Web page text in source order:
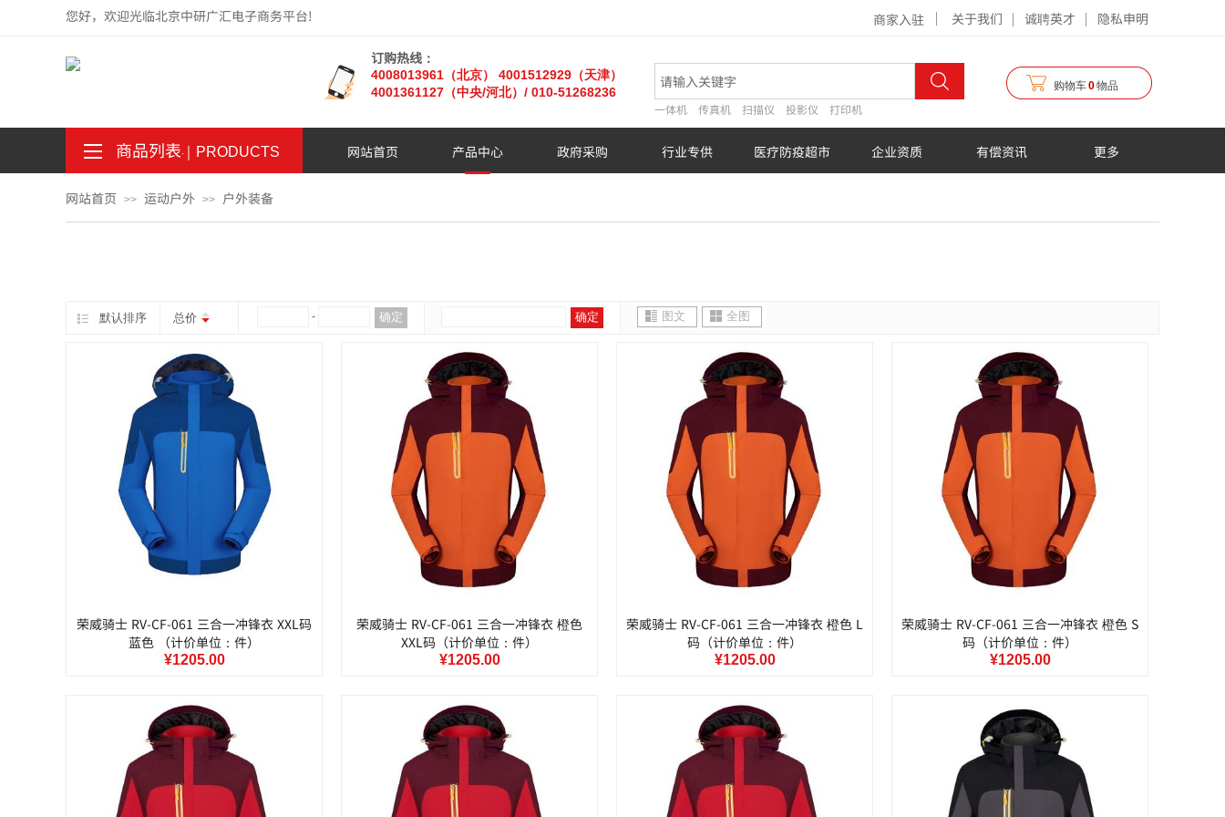
订购热线：
4008013961（北京） 4001512929（天津）
4001361127 （中央/河北） / 010-51268236
一体机 传真机 扫描仪 投影仪 打印机
关于我们 诚聘英才 隐私申明
您好，欢迎光临北京中研广汇电子商务平台!
购物车0物品
商家入驻
商品列表｜ PRODUCTS
.
。 网站首页 产品中心 政府采购 行业专供 医疗防疫超市 企业资质 有偿资讯 更多
网站首页 >> 运动户外 >> 户外装备
默认排序 总价 - 确定 确定 图文 全图
荣威骑士 RV-CF-061 三合一冲锋衣 XXL码
蓝色 （计价单位：件）
¥1205.00
荣威骑士 RV-CF-061 三合一冲锋衣 橙色
XXL码（计价单位：件）
¥1205.00
荣威骑士 RV-CF-061 三合一冲锋衣 橙色 L
码（计价单位：件）
¥1205.00
荣威骑士 RV-CF-061 三合一冲锋衣 橙色 S
码（计价单位：件）
¥1205.00